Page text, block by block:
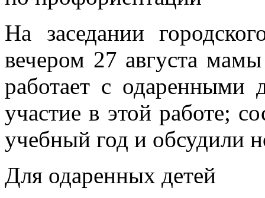
На заседании
вечером 27 августа
работает с
участие в этой работе;
учебный год и обсудили
Для одаренных детей